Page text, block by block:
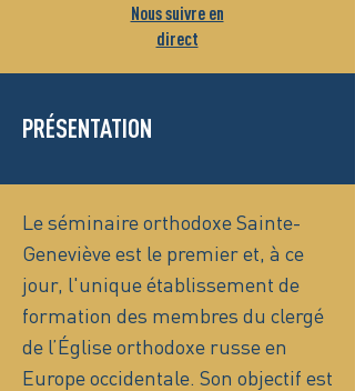
Nous suivre en
direct
PRÉSENTATION
Le séminaire orthodoxe Sainte-
Geneviève est le premier et, à ce
jour, l'unique établissement de
formation des membres du clergé
de l’Église orthodoxe russe en
Europe occidentale. Son objectif est